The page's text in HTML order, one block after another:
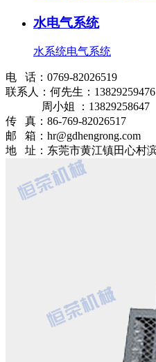
水电气系统
水系统电气系统
电 话：0769-82026519
联系人：何先生：13829259476
周小姐 ：13829258647
传 真：86-769-82026517
邮 箱：hr@gdhengrong.com
地 址：东莞市黄江镇田心村